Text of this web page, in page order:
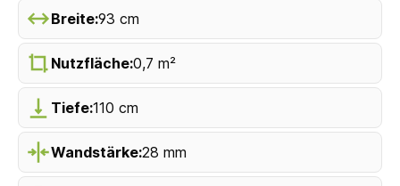
Breite:93 cm
Nutzfläche:0,7 m²
Tiefe:110 cm
Wandstärke:28 mm